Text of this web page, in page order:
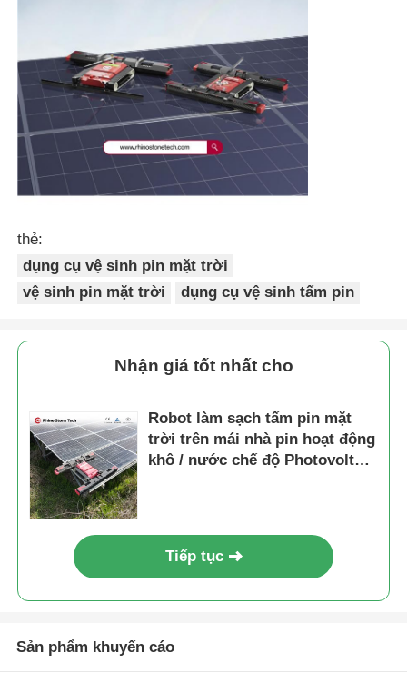
thẻ:
dụng cụ vệ sinh pin mặt trời
vệ sinh pin mặt trời
dụng cụ vệ sinh tấm pin
Nhận giá tốt nhất cho
Robot làm sạch tấm pin mặt
trời trên mái nhà pin hoạt động
khô / nước chế độ Photovoltaic
Tiếp tục
Sản phẩm khuyến cáo